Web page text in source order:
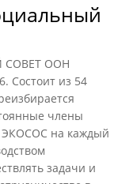
ООН
Состоит из 54
члены
ЭКОСОС на каждый
задачи и